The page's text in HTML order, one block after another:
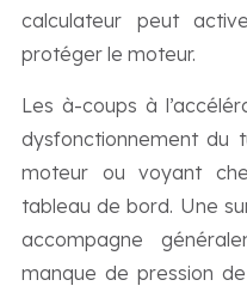
calculateur peut
protéger le moteur.
Les à-coups à
dysfonctionnement du
moteur ou voyant
tableau de bord. Une
accompagne
manque de pression